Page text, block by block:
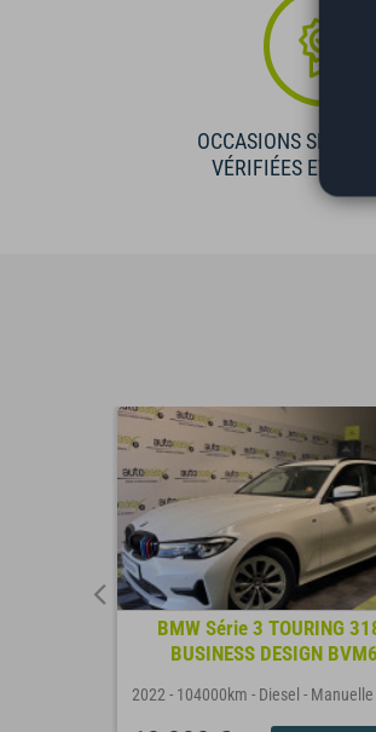
OCCASIONS
VÉRIFIÉES ET
BMW Série 3 TOURING
BUSINESS DESIGN BVM6
2022 - 104000km - Diesel - Manuelle